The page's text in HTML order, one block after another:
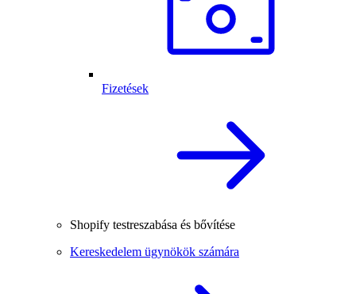
Fizetések
Shopify testreszabása és bővítése
Kereskedelem ügynökök számára